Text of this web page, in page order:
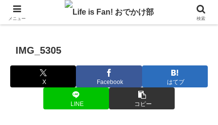
自作キャンピングカーで1年の3分の1を北海道でのんびりバンライフ♪
IMG_5305
X Facebook はてブ
LINE コピー
メニュー 検索